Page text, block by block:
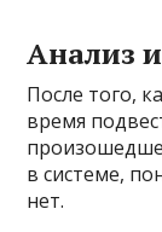
Анализ
После того,
время
в системе,
нет.